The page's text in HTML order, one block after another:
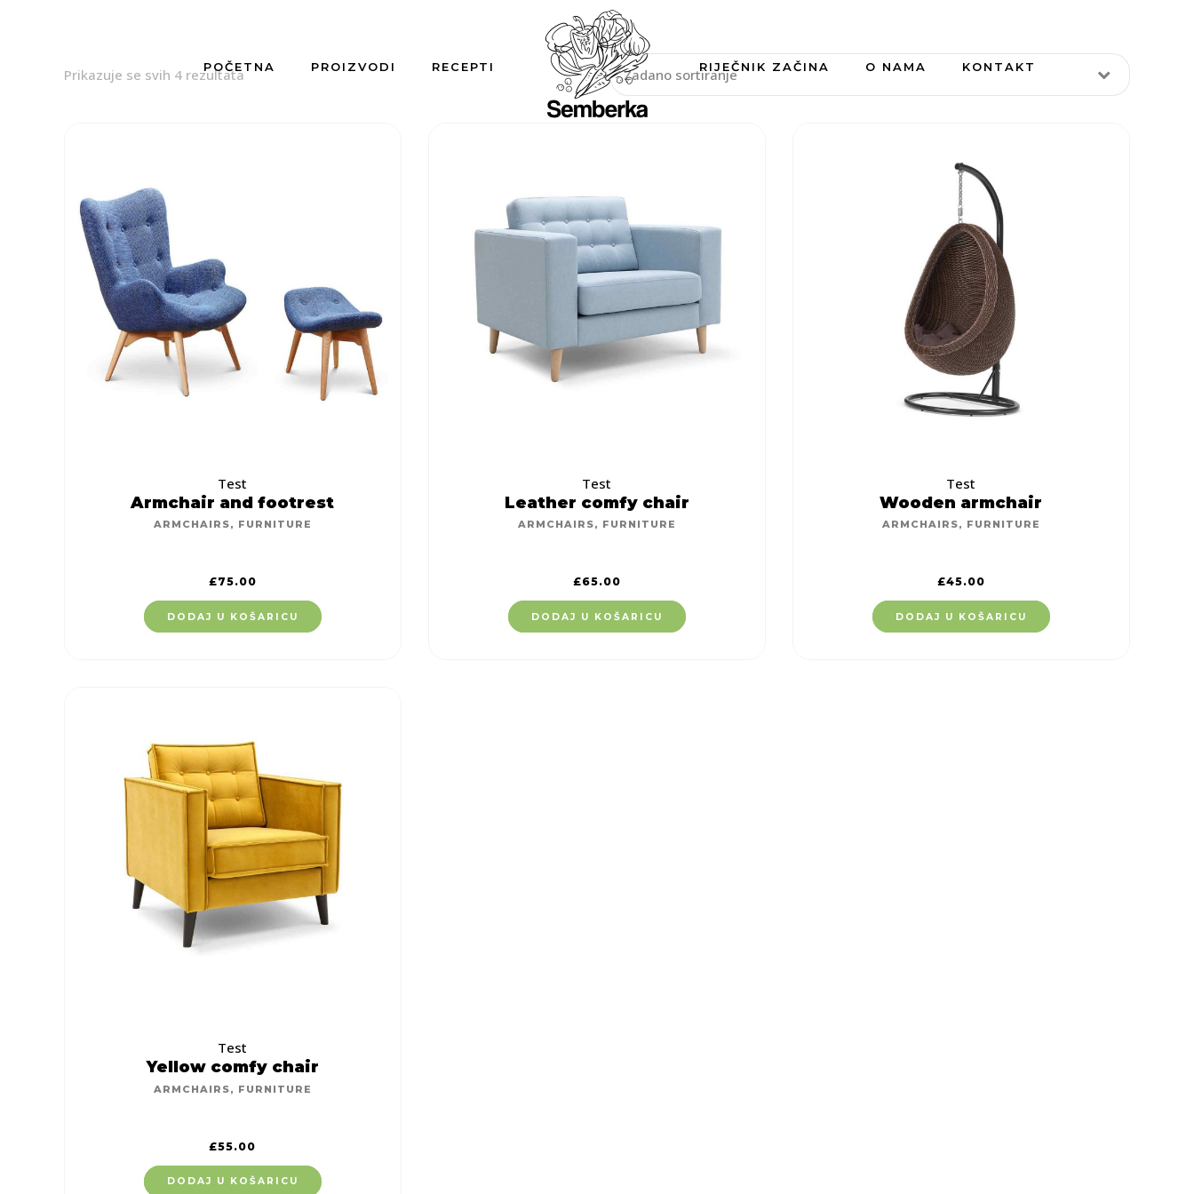
POČETNA PROIZVODI RECEPTI RIJEČNIK ZAČINA O NAMA KONTAKT
Prikazuje se svih 4 rezultata Zadano sortiranje
Test
Armchair and footrest
ARMCHAIRS, FURNITURE
£75.00
DODAJ U KOŠARICU
Test
Leather comfy chair
ARMCHAIRS, FURNITURE
£65.00
DODAJ U KOŠARICU
Test
Wooden armchair
ARMCHAIRS, FURNITURE
£45.00
DODAJ U KOŠARICU
Test
Yellow comfy chair
ARMCHAIRS, FURNITURE
£55.00
DODAJ U KOŠARICU